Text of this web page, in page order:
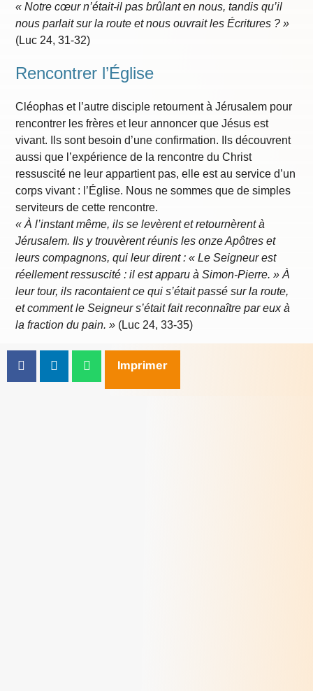
« Notre cœur n’était-il pas brûlant en nous, tandis qu’il
nous parlait sur la route et nous ouvrait les Écritures ? »
(Luc 24, 31-32)
Rencontrer l’Église
Cléophas et l’autre disciple retournent à Jérusalem pour
rencontrer les frères et leur annoncer que Jésus est
vivant. Ils sont besoin d’une confirmation. Ils découvrent
aussi que l’expérience de la rencontre du Christ
ressuscité ne leur appartient pas, elle est au service d’un
corps vivant : l’Église. Nous ne sommes que de simples
serviteurs de cette rencontre.
« À l’instant même, ils se levèrent et retournèrent à
Jérusalem. Ils y trouvèrent réunis les onze Apôtres et
leurs compagnons, qui leur dirent : « Le Seigneur est
réellement ressuscité : il est apparu à Simon-Pierre. » À
leur tour, ils racontaient ce qui s’était passé sur la route,
et comment le Seigneur s’était fait reconnaître par eux à
la fraction du pain. » (Luc 24, 33-35)
Imprimer